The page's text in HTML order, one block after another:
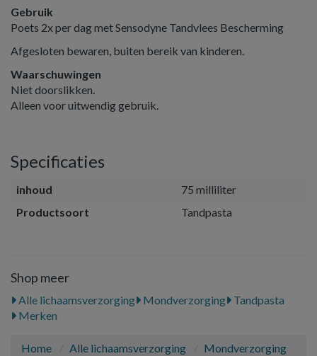
Gebruik
Poets 2x per dag met Sensodyne Tandvlees Bescherming
Afgesloten bewaren, buiten bereik van kinderen.
Waarschuwingen
Niet doorslikken.
Alleen voor uitwendig gebruik.
Specificaties
inhoud
75 milliliter
Productsoort
Tandpasta
Shop meer
Alle lichaamsverzorging Mondverzorging
Tandpasta
Merken
Home Alle lichaamsverzorging
Mondverzorging